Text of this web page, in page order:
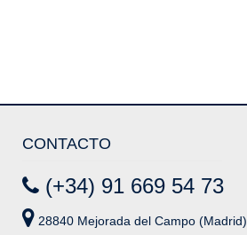
CONTACTO
(+34) 91 669 54 73
28840 Mejorada del Campo (Madrid)